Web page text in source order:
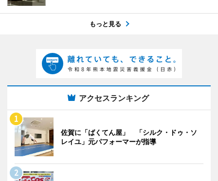
もっと見る
アクセスランキング
佐賀に「ばくてん屋」 「シルク・ドゥ・ソ
レイユ」元パフォーマーが指導